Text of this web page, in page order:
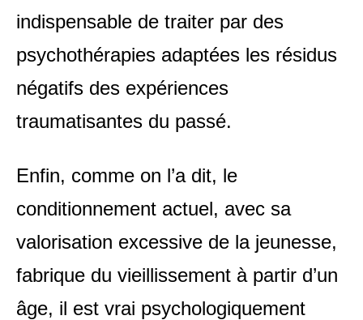
indispensable de traiter par des
psychothérapies adaptées les résidus
négatifs des expériences
traumatisantes du passé.
Enfin, comme on l’a dit, le
conditionnement actuel, avec sa
valorisation excessive de la jeunesse,
fabrique du vieillissement à partir d’un
âge, il est vrai psychologiquement